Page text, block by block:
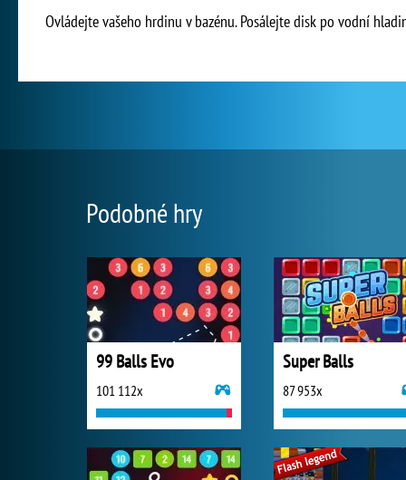
Ovládejte vašeho hrdinu v bazénu. Posálejte disk po vodní
Podobné hry
99 Balls Evo
101 112x
Super Balls
87 953x